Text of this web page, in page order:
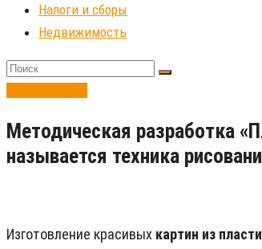
Налоги и сборы
Недвижимость
Методическая разработка
называется техника
Изготовление красивых картин из